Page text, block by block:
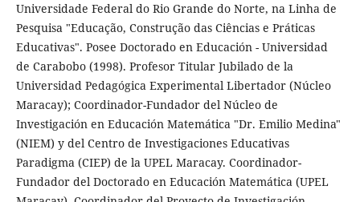
Universidade Federal do Rio Grande do Norte, na Linha de
Pesquisa "Educação, Construção das Ciências e Práticas
Educativas". Posee Doctorado en Educación - Universidad
de Carabobo (1998). Profesor Titular Jubilado de la
Universidad Pedagógica Experimental Libertador (Núcleo
Maracay); Coordinador-Fundador del Núcleo de
Investigación en Educación Matemática "Dr. Emilio Medina"
(NIEM) y del Centro de Investigaciones Educativas
Paradigma (CIEP) de la UPEL Maracay. Coordinador-
Fundador del Doctorado en Educación Matemática (UPEL